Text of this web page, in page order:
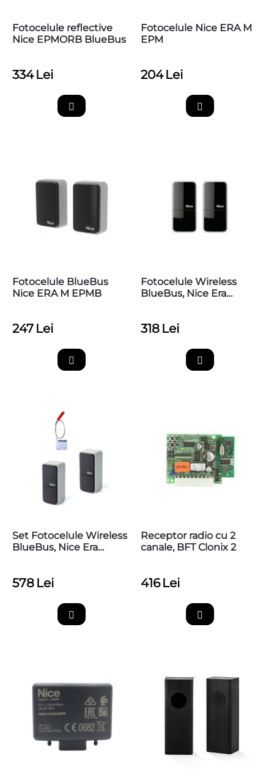
Fotocelule reflective
Nice EPMORB BlueBus
334 Lei
Fotocelule Nice ERA M
EPM
204 Lei
Fotocelule BlueBus
Nice ERA M EPMB
247 Lei
Fotocelule Wireless
BlueBus, Nice Era
318 Lei
Set Fotocelule Wireless
BlueBus, Nice Era
578 Lei
Receptor radio cu 2
canale, BFT Clonix 2
416 Lei